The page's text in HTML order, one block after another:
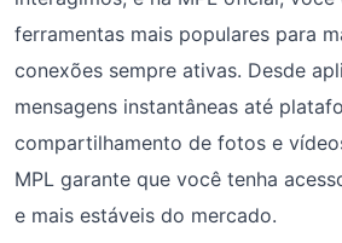
ferramentas mais populares para
conexões sempre ativas. Desde
mensagens instantâneas até
compartilhamento de fotos e
MPL garante que você tenha
e mais estáveis do mercado.